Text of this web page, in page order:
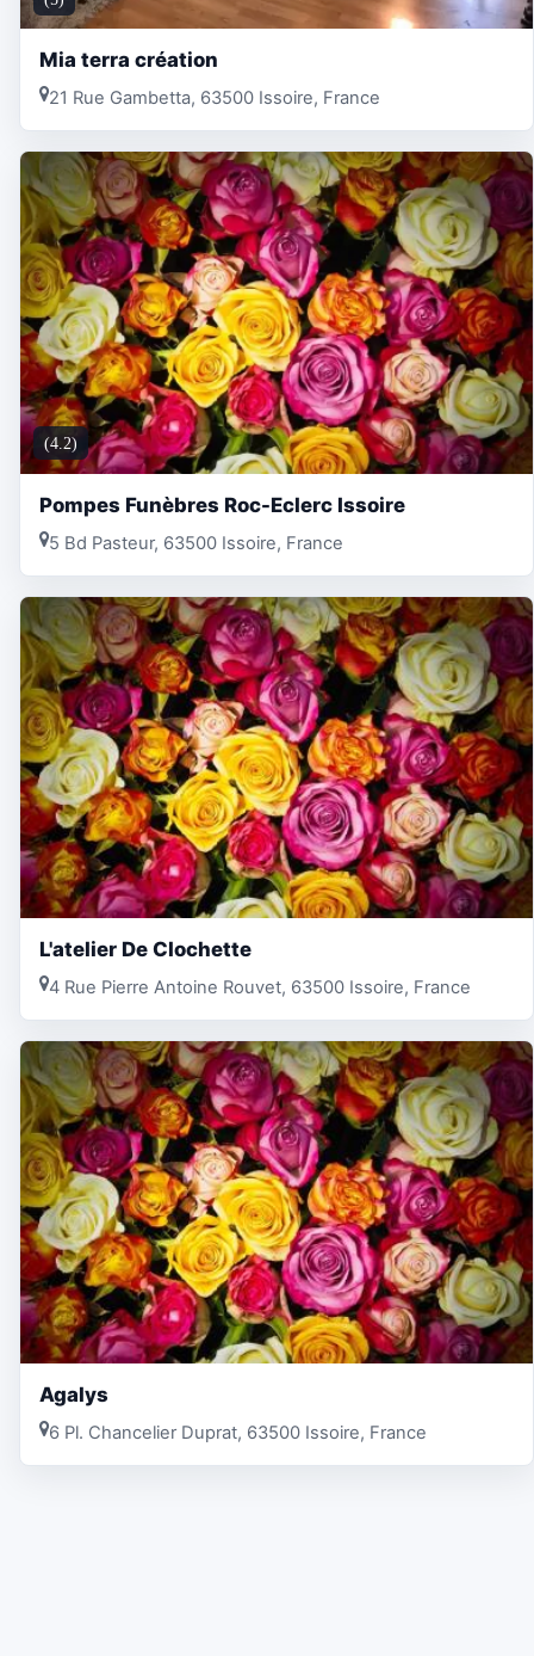
Mia terra création
21 Rue Gambetta, 63500 Issoire, France
(4.2)
Pompes Funèbres Roc-Eclerc Issoire
5 Bd Pasteur, 63500 Issoire, France
L'atelier De Clochette
4 Rue Pierre Antoine Rouvet, 63500 Issoire, France
Agalys
6 Pl. Chancelier Duprat, 63500 Issoire, France